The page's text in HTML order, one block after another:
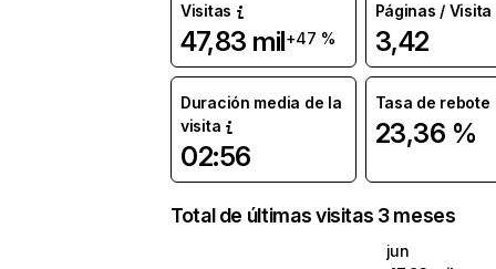
Visitas
47,83 mil+47 %
Páginas / Visita
3,42
Duración media de la
visita
02:56
Tasa de rebote
23,36 %
Total de últimas visitas 3 meses
jun